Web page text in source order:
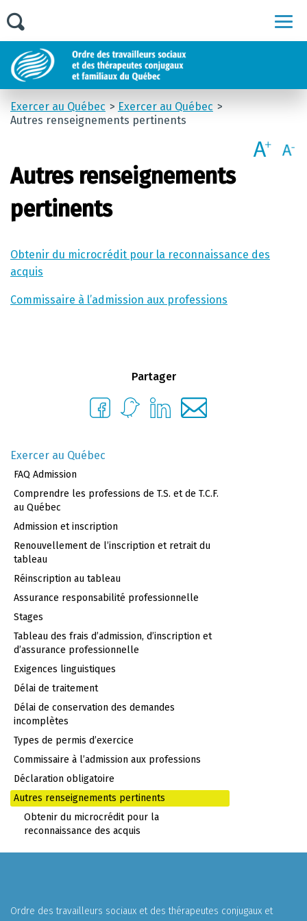
Exercer au Québec
Exercer au Québec
Autres renseignements pertinents
Autres renseignements
pertinents
Obtenir du microcrédit pour la reconnaissance des
acquis
Commissaire à l’admission aux professions
Partager
Exercer au Québec
FAQ Admission
Comprendre les professions de T.S. et de T.C.F.
au Québec
Admission et inscription
Renouvellement de l’inscription et retrait du
tableau
Réinscription au tableau
Assurance responsabilité professionnelle
Stages
Tableau des frais d’admission, d’inscription et
d’assurance professionnelle
Exigences linguistiques
Délai de traitement
Délai de conservation des demandes
incomplètes
Types de permis d’exercice
Commissaire à l’admission aux professions
Déclaration obligatoire
Autres renseignements pertinents
Obtenir du microcrédit pour la
reconnaissance des acquis
Ordre des travailleurs sociaux et des thérapeutes conjugaux et